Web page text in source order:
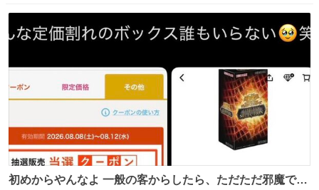
ト
数
数
初めからやんなよ 一般の客からしたら、ただただ邪魔でし